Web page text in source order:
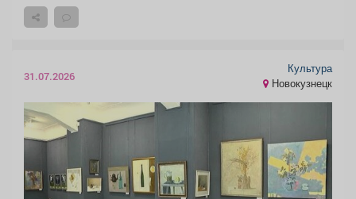
31.07.2026
Культура
Новокузнецк